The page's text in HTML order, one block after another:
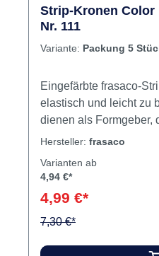
Strip-Kronen Color
Nr. 111
Variante: Packung 5
Eingefärbte frasaco-
elastisch und leicht zu
dienen als Formgeber,
Versorgung
und Kantenaufbauten.
Hersteller: frasaco
Varianten ab
4,94 €*
4,99 €*
7,30 €*